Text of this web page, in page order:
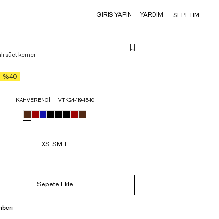
GIRIS YAPIN YARDIM SEPETIM
süet kemer
%40
KAHVERENGI VTK24-119-15-10
XS-S M-L
Sepete Ekle